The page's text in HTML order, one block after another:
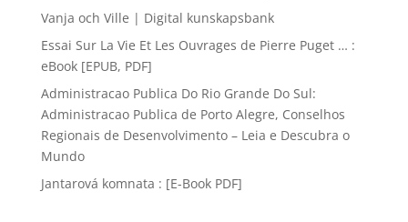
Vanja och Ville | Digital kunskapsbank
Essai Sur La Vie Et Les Ouvrages de Pierre Puget … :
eBook [EPUB, PDF]
Administracao Publica Do Rio Grande Do Sul:
Administracao Publica de Porto Alegre, Conselhos
Regionais de Desenvolvimento – Leia e Descubra o
Mundo
Jantarová komnata : [E-Book PDF]